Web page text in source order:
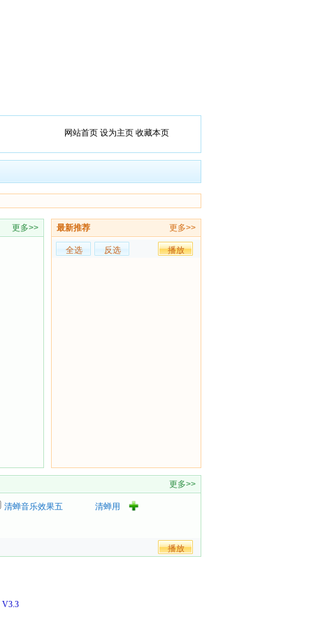
网站首页 设为主页 收藏本页
更多>> 最新推荐 更多>>
更多>>
清蝉音乐效果五
清蝉用
V3.3